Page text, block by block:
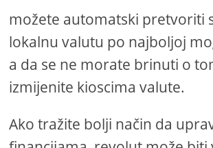
možete automatski pretvoriti
lokalnu valutu po najboljoj
a da se ne morate brinuti o
izmijenite kioscima valute.
Ako tražite bolji način da